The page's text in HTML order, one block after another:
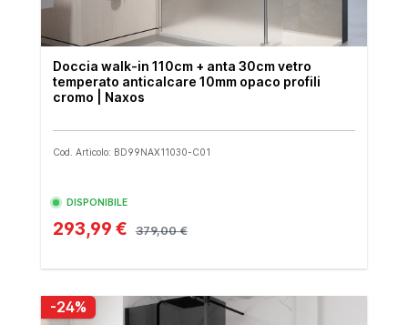
Doccia walk-in 110cm + anta 30cm vetro
temperato anticalcare 10mm opaco profili
cromo | Naxos
Cod. Articolo: BD99NAX11030-C01
DISPONIBILE
293,99 € 379,00 €
-24%